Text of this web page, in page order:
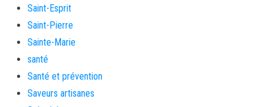
Saint-Esprit
Saint-Pierre
Sainte-Marie
santé
Santé et prévention
Saveurs artisanes